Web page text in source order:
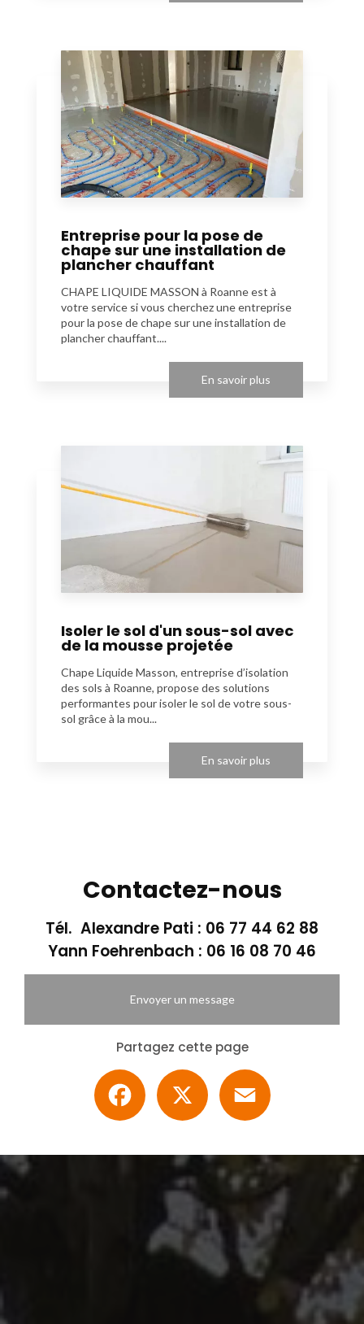
Entreprise pour la pose de
chape sur une installation de
plancher chauffant
CHAPE LIQUIDE MASSON à Roanne est à
votre service si vous cherchez une entreprise
pour la pose de chape sur une installation de
plancher chauffant....
En savoir plus
Isoler le sol d'un sous-sol avec
de la mousse projetée
Chape Liquide Masson, entreprise d’isolation
des sols à Roanne, propose des solutions
performantes pour isoler le sol de votre sous-
sol grâce à la mou...
En savoir plus
Contactez-nous
Tél. Alexandre Pati : 06 77 44 62 88
Yann Foehrenbach : 06 16 08 70 46
Envoyer un message
Partagez cette page
Facebook